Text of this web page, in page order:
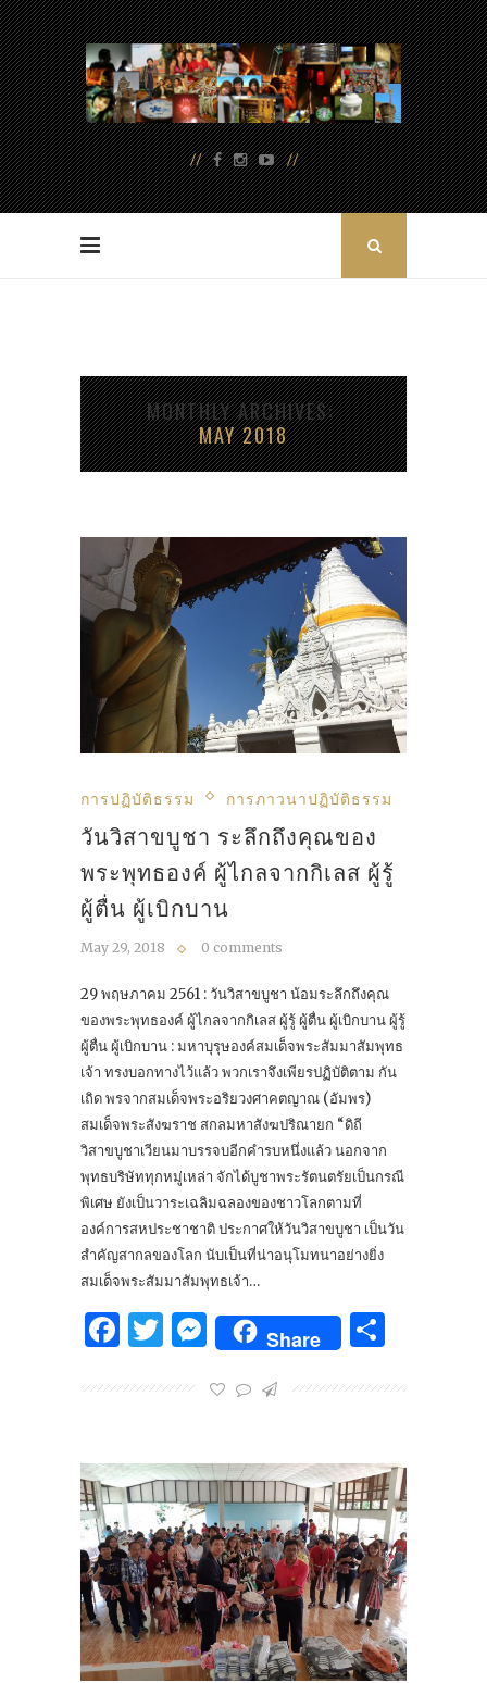
MONTHLY ARCHIVES
MAY 2018
การปฏิบัติธรรม การภาวนาปฏิบัติธรรม
วันวิสาขบูชา ระลึกถึงคุณของ
พระพุทธองค์ ผู้ไกลจากกิเลส ผู้รู้
ผู้ตื่น ผู้เบิกบาน
May 29, 2018 0 comments
29 พฤษภาคม 2561 : วันวิสาขบูชา น้อมระลึกถึงคุณ
ของพระพุทธองค์ ผู้ไกลจากกิเลส ผู้รู้ ผู้ตื่น ผู้เบิกบาน ผู้รู้
ผู้ตื่น ผู้เบิกบาน : มหาบุรุษองค์สมเด็จพระสัมมาสัมพุทธ
เจ้า ทรงบอกทางไว้แล้ว พวกเราจึงเพียรปฏิบัติตาม กัน
เถิด พรจากสมเด็จพระอริยวงศาคตญาณ (อัมพร)
สมเด็จพระสังฆราช สกลมหาสังฆปริณายก “ดิถี
วิสาขบูชาเวียนมาบรรจบอีกคำรบหนึ่งแล้ว นอกจาก
พุทธบริษัททุกหมู่เหล่า จักได้บูชาพระรัตนตรัยเป็นกรณี
พิเศษ ยังเป็นวาระเฉลิมฉลองของชาวโลกตามที่
องค์การสหประชาชาติ ประกาศให้วันวิสาขบูชา เป็นวัน
สำคัญสากลของโลก นับเป็นที่น่าอนุโมทนาอย่างยิ่ง
สมเด็จพระสัมมาสัมพุทธเจ้า…
Facebook
Twitter
Messenger
Share